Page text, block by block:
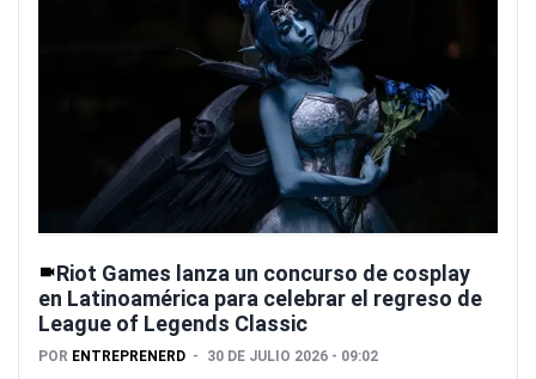
Riot Games lanza un concurso de cosplay
en Latinoamérica para celebrar el regreso de
League of Legends Classic
POR ENTREPRENERD 30 DE JULIO 2026 - 09:02